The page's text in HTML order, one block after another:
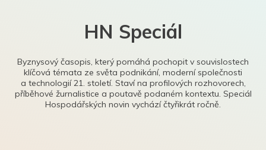
HN Speciál
Byznysový časopis, který pomáhá pochopit v souvislostech
klíčová témata ze světa podnikání, moderní společnosti
a technologií 21. století. Staví na profilových rozhovorech,
příběhové žurnalistice a poutavě podaném kontextu. Speciál
Hospodářských novin vychází čtyřikrát ročně.